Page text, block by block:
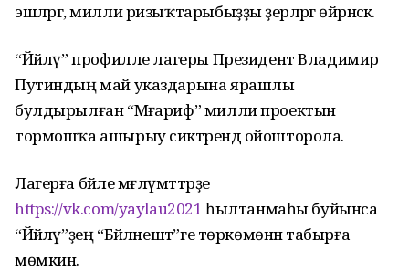
эшләргә, милли ризыҡтарыбыҙҙы әҙерләргә өйрәнәсәк.
“Йәйләү” профилле лагеры Президент Владимир
Путиндың май указдарына ярашлы
булдырылған “Мәғариф” милли проектын
тормошҡа ашырыу сиктәрендә ойошторола.
Лагерға бәйле мәғлүмәттәрҙе
https://vk.com/yaylau2021 һылтанмаһы буйынса
“Йәйләү”ҙең “Бәйләнештә”ге төркөмөнән табырға
мөмкин.